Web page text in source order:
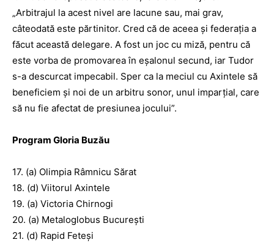
„Arbitrajul la acest nivel are lacune sau, mai grav,
câteodată este părtinitor. Cred că de aceea şi federaţia a
făcut această delegare. A fost un joc cu miză, pentru că
este vorba de promovarea în eşalonul secund, iar Tudor
s-a descurcat impecabil. Sper ca la meciul cu Axintele să
beneficiem şi noi de un arbitru sonor, unul impar­ţial, care
să nu fie afectat de presiunea jocului”.
Program Gloria Buzău
17. (a) Olimpia Râmnicu Sărat
18. (d) Viitorul Axintele
19. (a) Victoria Chirnogi
20. (a) Metaloglobus Bucureşti
21. (d) Rapid Feteşi